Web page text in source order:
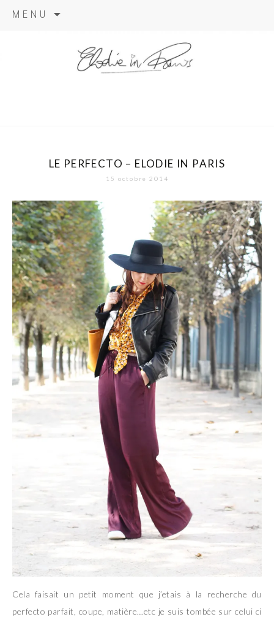
MENU
LE PERFECTO – ELODIE IN PARIS
15 octobre 2014
Cela faisait un petit moment que j’etais à la recherche du
perfecto parfait, coupe, matière…etc je suis tombée sur celui ci